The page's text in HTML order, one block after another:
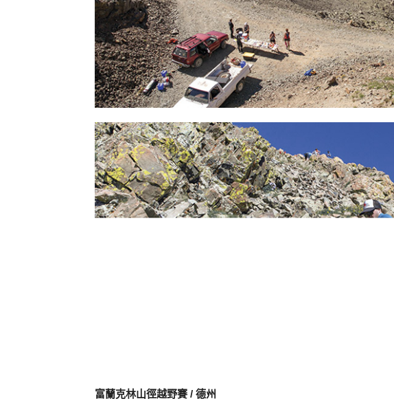
富蘭克林山徑越野賽 / 德州